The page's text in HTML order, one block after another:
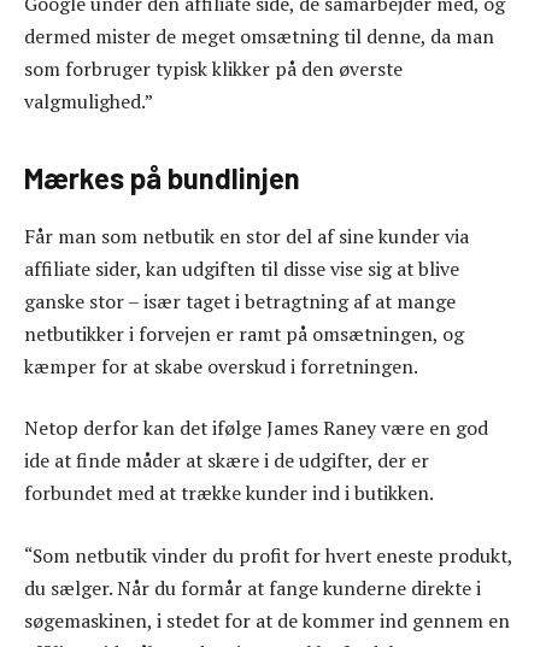
dermed mister de meget omsætning til denne, da man
som forbruger typisk klikker på den øverste
valgmulighed.”
Mærkes på bundlinjen
Får man som netbutik en stor del af sine kunder via
affiliate sider, kan udgiften til disse vise sig at blive
ganske stor – især taget i betragtning af at mange
netbutikker i forvejen er ramt på omsætningen, og
kæmper for at skabe overskud i forretningen.
Netop derfor kan det ifølge James Raney være en god
ide at finde måder at skære i de udgifter, der er
forbundet med at trække kunder ind i butikken.
“Som netbutik vinder du profit for hvert eneste produkt,
du sælger. Når du formår at fange kunderne direkte i
søgemaskinen, i stedet for at de kommer ind gennem en